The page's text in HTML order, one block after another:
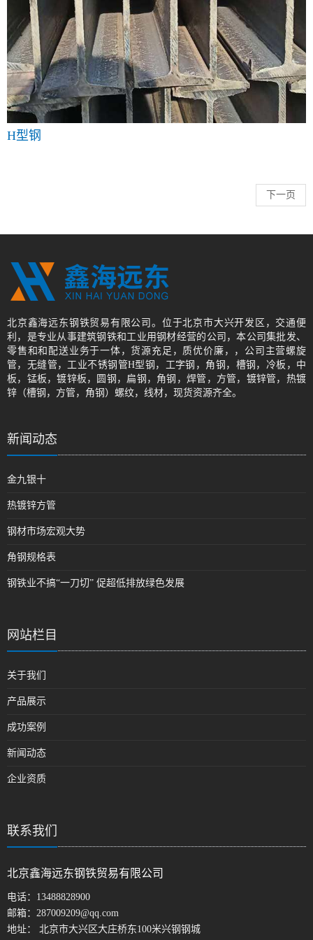
H型钢
下一页
北京鑫海远东钢铁贸易有限公司。位于北京市大兴开发区，交通便
利，是专业从事建筑钢铁和工业用钢材经营的公司，本公司集批发、
零售和和配送业务于一体，货源充足，质优价廉，，公司主营螺旋
管，无缝管，工业不锈钢管H型钢，工字钢，角钢，槽钢，冷板，中
板，锰板，镀锌板，圆钢，扁钢，角钢，焊管，方管，镀锌管，热镀
锌（槽钢，方管，角钢）螺纹，线材，现货资源齐全。
新闻动态
金九银十
热镀锌方管
钢材市场宏观大势
角钢规格表
钢铁业不搞“一刀切” 促超低排放绿色发展
网站栏目
关于我们
产品展示
成功案例
新闻动态
企业资质
联系我们
北京鑫海远东钢铁贸易有限公司
电话： 13488828900
邮箱： 287009209@qq.com
地址： 北京市大兴区大庄桥东100米兴钢钢城